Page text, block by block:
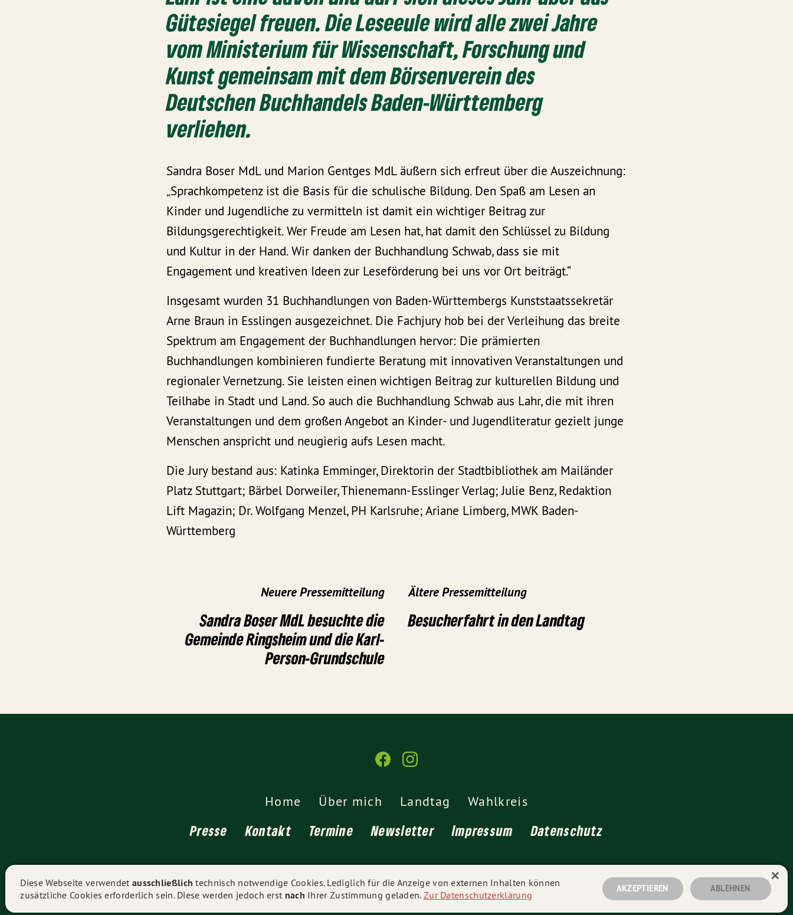
Gütesiegel freuen. Die Leseeule wird alle zwei Jahre
vom Ministerium für Wissenschaft, Forschung und
Kunst gemeinsam mit dem Börsenverein des
Deutschen Buchhandels Baden-Württemberg
verliehen.
Sandra Boser MdL und Marion Gentges MdL äußern sich erfreut über die Auszeichnung:
„Sprachkompetenz ist die Basis für die schulische Bildung. Den Spaß am Lesen an
Kinder und Jugendliche zu vermitteln ist damit ein wichtiger Beitrag zur
Bildungsgerechtigkeit. Wer Freude am Lesen hat, hat damit den Schlüssel zu Bildung
und Kultur in der Hand. Wir danken der Buchhandlung Schwab, dass sie mit
Engagement und kreativen Ideen zur Leseförderung bei uns vor Ort beiträgt.“
Insgesamt wurden 31 Buchhandlungen von Baden-Württembergs Kunststaatssekretär
Arne Braun in Esslingen ausgezeichnet. Die Fachjury hob bei der Verleihung das breite
Spektrum am Engagement der Buchhandlungen hervor: Die prämierten
Buchhandlungen kombinieren fundierte Beratung mit innovativen Veranstaltungen und
regionaler Vernetzung. Sie leisten einen wichtigen Beitrag zur kulturellen Bildung und
Teilhabe in Stadt und Land. So auch die Buchhandlung Schwab aus Lahr, die mit ihren
Veranstaltungen und dem großen Angebot an Kinder- und Jugendliteratur gezielt junge
Menschen anspricht und neugierig aufs Lesen macht.
Die Jury bestand aus: Katinka Emminger, Direktorin der Stadtbibliothek am Mailänder
Platz Stuttgart; Bärbel Dorweiler, Thienemann-Esslinger Verlag; Julie Benz, Redaktion
Lift Magazin; Dr. Wolfgang Menzel, PH Karlsruhe; Ariane Limberg, MWK Baden-
Württemberg
Neuere Pressemitteilung
Sandra Boser MdL besuchte die
Gemeinde Ringsheim und die Karl-
Person-Grundschule
Ältere Pressemitteilung
Besucherfahrt in den Landtag
Home Über mich Landtag Wahlkreis
Presse Kontakt Termine Newsletter Impressum Datenschutz
© 2026 Sandra Boser- Alle Rechte vorbehalten.
Diese Webseite verwendet ausschließlich technisch notwendige Cookies. Lediglich für die Anzeige von externen Inhalten können
zusätzliche Cookies erforderlich sein. Diese werden jedoch erst nach Ihrer Zustimmung geladen. Zur Datenschutzerklärung
AKZEPTIEREN ABLEHNEN
×